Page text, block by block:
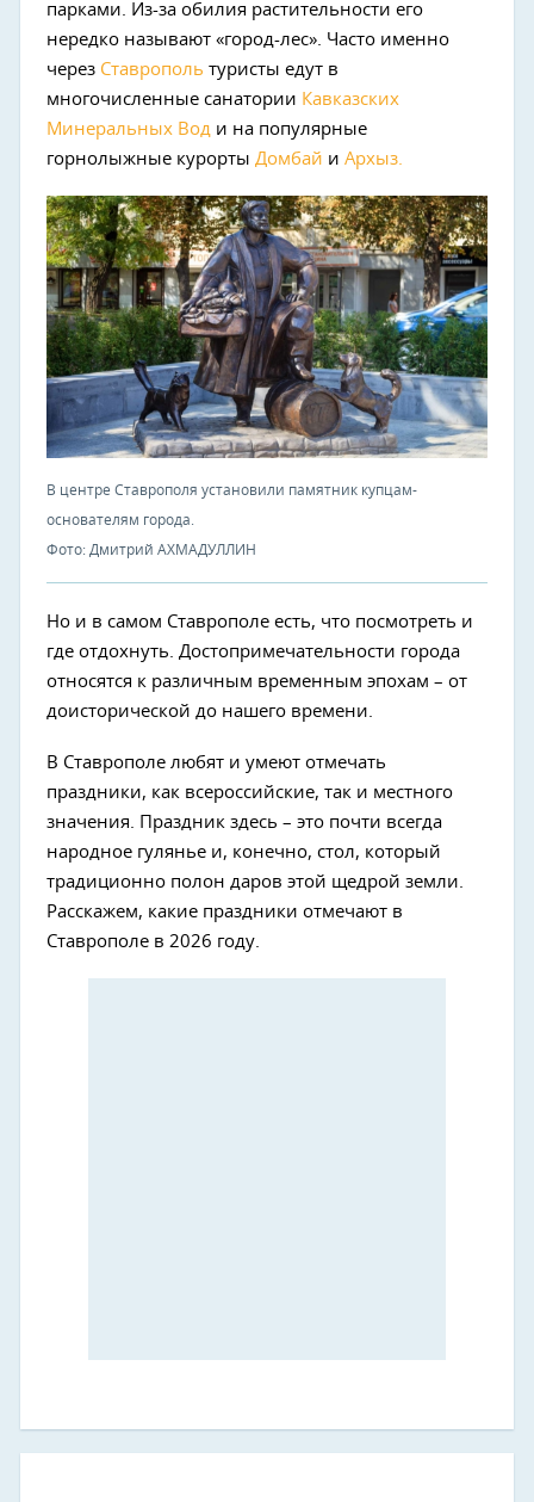
парками. Из-за обилия растительности его
нередко называют «город-лес». Часто именно
через Ставрополь туристы едут в
многочисленные санатории Кавказских
Минеральных Вод и на популярные
горнолыжные курорты Домбай и Архыз.
В центре Ставрополя установили памятник купцам-
основателям города.
Фото: Дмитрий АХМАДУЛЛИН
Но и в самом Ставрополе есть, что посмотреть и
где отдохнуть. Достопримечательности города
относятся к различным временным эпохам – от
доисторической до нашего времени.
В Ставрополе любят и умеют отмечать
праздники, как всероссийские, так и местного
значения. Праздник здесь – это почти всегда
народное гулянье и, конечно, стол, который
традиционно полон даров этой щедрой земли.
Расскажем, какие праздники отмечают в
Ставрополе в 2026 году.